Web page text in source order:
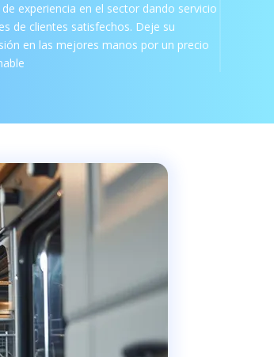
experiencia en el sector dando servicio
de clientes satisfechos. Deje su
en las mejores manos por un precio